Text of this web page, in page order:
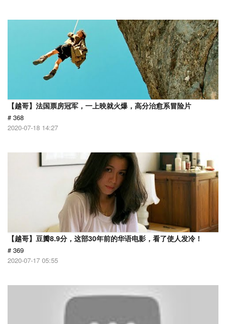
【越哥】法国票房冠军，一上映就火爆，高分治愈系冒险片
# 368
2020-07-18 14:27
【越哥】豆瓣8.9分，这部30年前的华语电影，看了使人发冷！
# 369
2020-07-17 05:55